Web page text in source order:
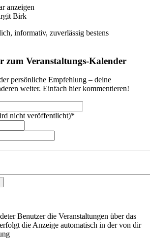
anzeigen
Birk
informativ, zuverlässig bestens
zum Veranstaltungs-Kalender
persönliche Empfehlung – deine
weiter. Einfach hier kommentieren!
nicht veröffentlicht)*
Benutzer die Veranstaltungen über das
die Anzeige automatisch in der von dir